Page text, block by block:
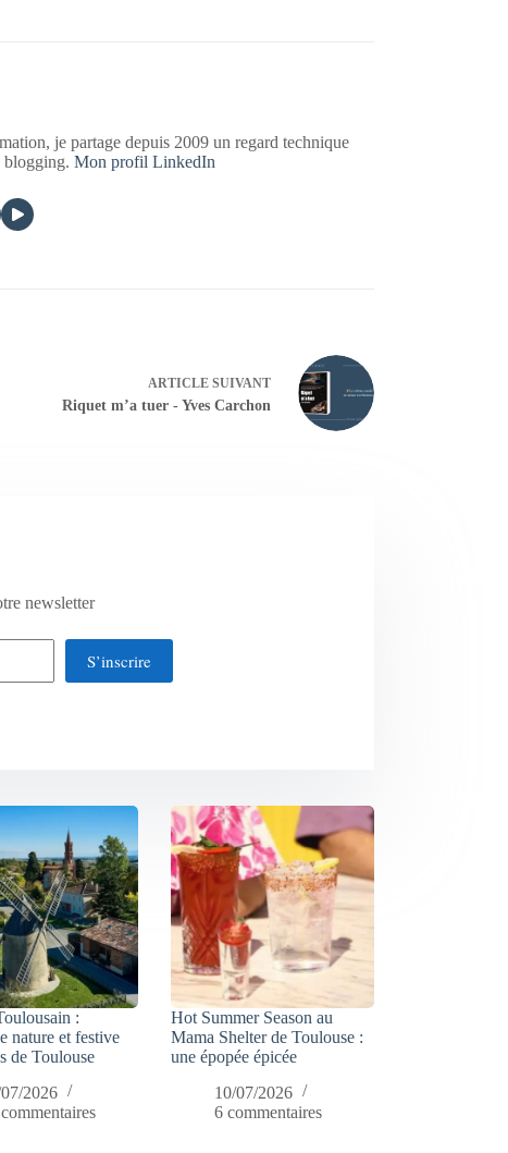
je partage depuis 2009 un regard technique
blogging.Mon profil LinkedIn
ARTICLESUIVANT
Riquet m’a tuer - Yves Carchon
newsletter
S’inscrire
:
nature et festive
de Toulouse
2026
Hot Summer Season au
Mama Shelter de Toulouse :
une épopée épicée
10/07/2026
6 commentaires